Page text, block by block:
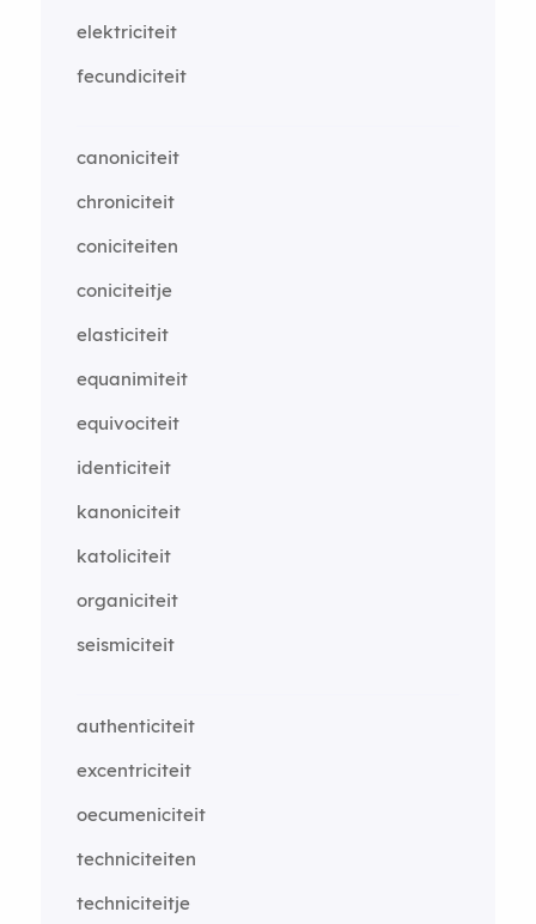
elektriciteit
fecundiciteit
canoniciteit
chroniciteit
coniciteiten
coniciteitje
elasticiteit
equanimiteit
equivociteit
identiciteit
kanoniciteit
katoliciteit
organiciteit
seismiciteit
authenticiteit
excentriciteit
oecumeniciteit
techniciteiten
techniciteitje